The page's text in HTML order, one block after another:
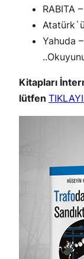
RABITA
Yahuda
Kitapları
lütfen